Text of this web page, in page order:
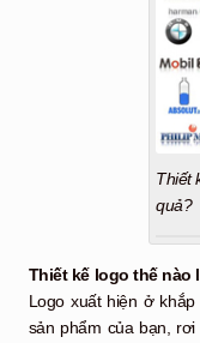
Thiết
quả?
Thiết kế logo thế nào
Logo xuất hiện ở
sản phẩm của bạn,